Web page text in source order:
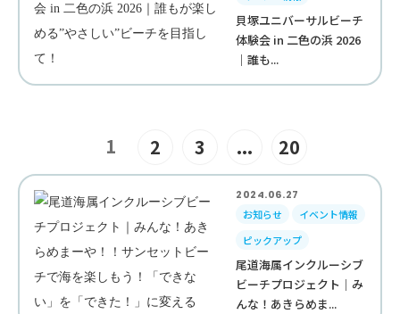
貝塚ユニバーサルビーチ
体験会 in 二色の浜 2026
｜誰も...
1 2 3 ... 20
2024.06.27
お知らせ
イベント情報
ピックアップ
尾道海属インクルーシブ
ビーチプロジェクト｜み
んな！あきらめま...